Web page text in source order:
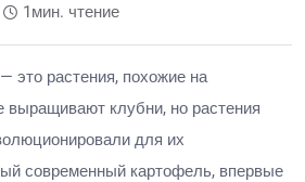
1мин. чтение
это растения, похожие на
выращивают клубни, но растения
для их
современный картофель, впервые